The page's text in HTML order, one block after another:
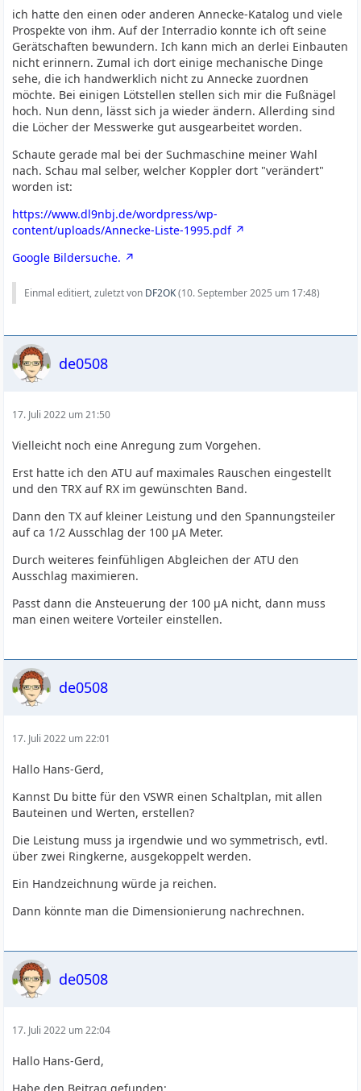
ich hatte den einen oder anderen Annecke-Katalog und viele
Prospekte von ihm. Auf der Interradio konnte ich oft seine
Gerätschaften bewundern. Ich kann mich an derlei Einbauten
nicht erinnern. Zumal ich dort einige mechanische Dinge
sehe, die ich handwerklich nicht zu Annecke zuordnen
möchte. Bei einigen Lötstellen stellen sich mir die Fußnägel
hoch. Nun denn, lässt sich ja wieder ändern. Allerding sind
die Löcher der Messwerke gut ausgearbeitet worden.
Schaute gerade mal bei der Suchmaschine meiner Wahl
nach. Schau mal selber, welcher Koppler dort "verändert"
worden ist:
https://www.dl9nbj.de/wordpress/wp-
content/uploads/Annecke-Liste-1995.pdf
Google Bildersuche.
Einmal editiert, zuletzt von DF2OK(10. September 2025 um 17:48)
de0508
17. Juli 2022 um 21:50
Vielleicht noch eine Anregung zum Vorgehen.
Erst hatte ich den ATU auf maximales Rauschen eingestellt
und den TRX auf RX im gewünschten Band.
Dann den TX auf kleiner Leistung und den Spannungsteiler
auf ca 1/2 Ausschlag der 100 µA Meter.
Durch weiteres feinfühligen Abgleichen der ATU den
Ausschlag maximieren.
Passt dann die Ansteuerung der 100 µA nicht, dann muss
man einen weitere Vorteiler einstellen.
de0508
17. Juli 2022 um 22:01
Hallo Hans-Gerd,
Kannst Du bitte für den VSWR einen Schaltplan, mit allen
Bauteinen und Werten, erstellen?
Die Leistung muss ja irgendwie und wo symmetrisch, evtl.
über zwei Ringkerne, ausgekoppelt werden.
Ein Handzeichnung würde ja reichen.
Dann könnte man die Dimensionierung nachrechnen.
de0508
17. Juli 2022 um 22:04
Hallo Hans-Gerd,